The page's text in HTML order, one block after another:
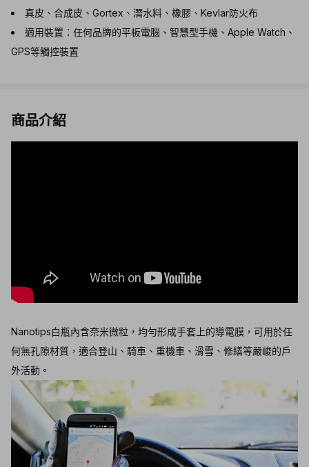
真皮、合成皮、Gortex、潛水料、橡膠、Kevlar防火布
適用裝置：任何品牌的平板電腦、智慧型手機、Apple Watch、
GPS等觸控裝置
商品介紹
Nanotips白瓶內含奈米微粒，均勻形成手套上的導電膜，可用於任
何無孔隙材質，適合登山、騎車、重機車、滑雪、修繕等嚴峻的戶
外活動。